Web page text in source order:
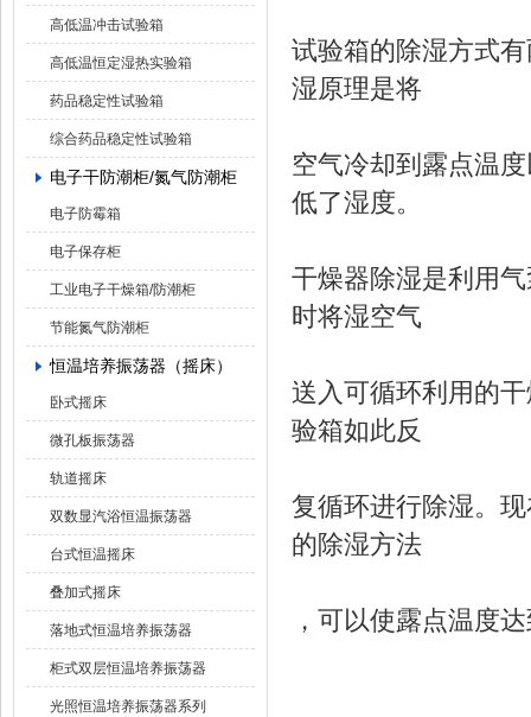
高低温冲击试验箱
高低温恒定湿热实验箱
药品稳定性试验箱
综合药品稳定性试验箱
电子干防潮柜/氮气防潮柜
电子防霉箱
电子保存柜
工业电子干燥箱/防潮柜
节能氮气防潮柜
恒温培养振荡器（摇床）
卧式摇床
微孔板振荡器
轨道摇床
双数显汽浴恒温振荡器
台式恒温摇床
叠加式摇床
落地式恒温培养振荡器
柜式双层恒温培养振荡器
光照恒温培养振荡器系列
试验箱的除湿方式
湿原理是将
空气冷却到露点温
低了湿度。
干燥器除湿是利用
时将湿空气
送入可循环利用的
验箱如此反
复循环进行除湿。
的除湿方法
，可以使露点温度